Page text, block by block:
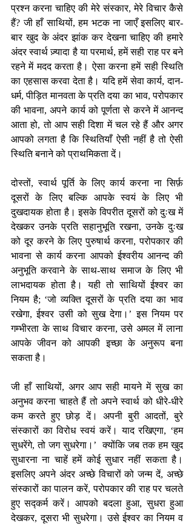
प्रश्न करना चाहिए की मेरे संस्कार, मेरे विचार कैसे
हैं? जी हाँ साथियों, हम भटक ना जाएँ इसलिए बार-
बार खुद के अंदर झांक कर देखना चाहिए की हमारे
अंदर स्वार्थ ज़्यादा है या परमार्थ, हमें सही राह पर बने
रहने में मदद करता है। ऐसा करना हमें सही स्थिति
का एहसास करवा देता है। यदि हमें सेवा कार्य, दान-
धर्म, पीड़ित मानवता के प्रति दया का भाव, परोपकार
की भावना, अपने कार्य को पूर्णता से करने में आनन्द
आता हो, तो आप सही दिशा में चल रहे हैं और अगर
आपको लगता है कि स्थितियाँ ऐसी नहीं है तो ऐसी
स्थिति बनाने को प्राथमिकता दें।
दोस्तों, स्वार्थ पूर्ति के लिए कार्य करना ना सिर्फ़
दूसरों के लिए बल्कि आपके स्वयं के लिए भी
दुखदायक होता है। इसके विपरीत दूसरों को दुःख में
देखकर उनके प्रति सहानुभूति रखना, उनके दुःख
को दूर करने के लिए पुरुषार्थ करना, परोपकार की
भावना से कार्य करना आपको ईश्वरीय आनन्द की
अनुभूति करवाने के साथ-साथ समाज के लिए भी
लाभदायक होता है। यही तो साथियों ईश्वर का
नियम है; ‘जो व्यक्ति दूसरों के प्रति दया का भाव
रखेगा, ईश्वर उसी को सुख देगा।’ इस नियम पर
गम्भीरता के साथ विचार करना, उसे अमल में लाना
आपके जीवन को आपकी इच्छा के अनुरूप बना
सकता है।
जी हाँ साथियों, अगर आप सही मायने में सुख का
अनुभव करना चाहते हैं तो अपने स्वार्थ को धीरे-धीरे
कम करते हुए छोड़ दें। अपनी बुरी आदतों, बुरे
संस्कारों का विरोध स्वयं करें। याद रखिएगा, ‘हम
सुधरेंगे, तो जग सुधरेगा।’  क्योंकि जब तक हम खुद
सुधारना ना चाहें हमें कोई सुधार नहीं सकता है।
इसलिए अपने अंदर अच्छे विचारों को जन्म दें, अच्छे
संस्कारों का पालन करें, परोपकार की राह पर चलते
हुए सद्कर्म करें। आपको बदला हुआ, सुधरा हुआ
देखकर, दूसरा भी सुधरेगा। उसे ईश्वर का नियम व